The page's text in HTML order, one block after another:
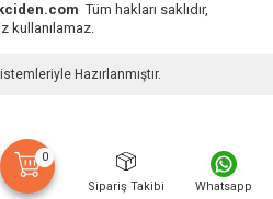
0
Sipariş Takibi Whatsapp
Tüm hakları saklıdır,
kullanılamaz.
Hazırlanmıştır.